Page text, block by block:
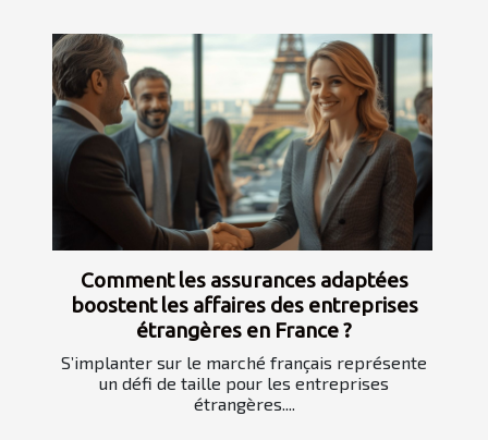
Comment les assurances adaptées
boostent les affaires des entreprises
étrangères en France ?
S’implanter sur le marché français représente
un défi de taille pour les entreprises
étrangères....